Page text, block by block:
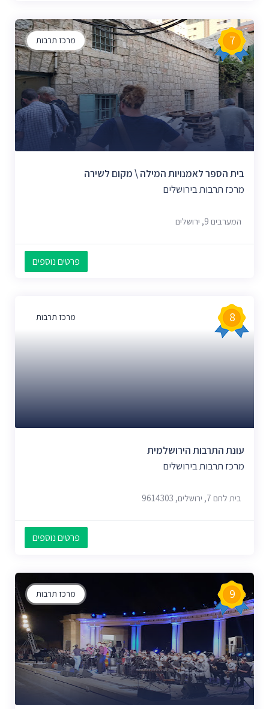
מרכז תרבות 7
בית הספר לאמנויות המילה \ מקום לשירה
מרכז תרבות בירושלים
המערבים 9, ירושלים
פרטים נוספים
מרכז תרבות 8
עונת התרבות הירושלמית
מרכז תרבות בירושלים
בית לחם 7, ירושלים, 9614303
פרטים נוספים
מרכז תרבות 9